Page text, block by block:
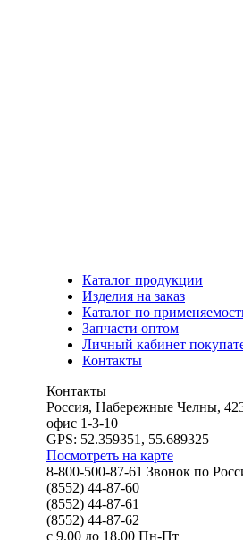
Каталог продукции
Изделия на заказ
Каталог по
Запчасти оптом
Личный кабинет
Контакты
Контакты
Россия, Набережные Челны,
офис 1-3-10
GPS: 52.359351, 55.689325
Посмотреть на карте
8-800-500-87-61 Звонок по
(8552) 44-87-60
(8552) 44-87-61
(8552) 44-87-62
с 9.00 до 18.00 Пн-Пт